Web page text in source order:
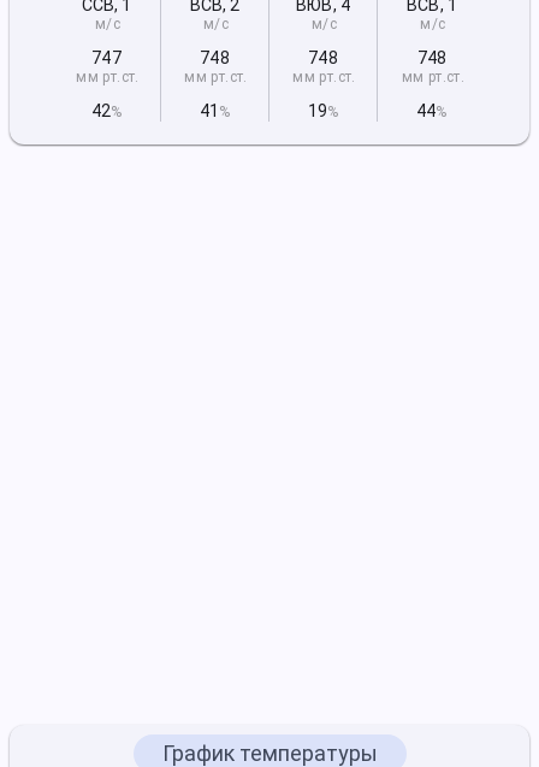
ССВ, 1
м/с
747
мм рт.ст.
42%
ВСВ, 2
м/с
748
мм рт.ст.
41 %
ВЮВ, 4
м/с
748
мм рт.ст.
19%
ВСВ, 1
м/с
748
мм рт.ст.
44%
График температуры